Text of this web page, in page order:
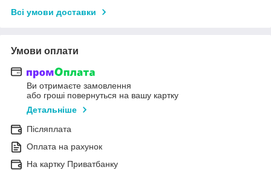
Всі умови доставки
Умови оплати
Ви отримаєте замовлення
або гроші повернуться на вашу картку
Детальніше
Післяплата
Оплата на рахунок
На картку Приватбанку